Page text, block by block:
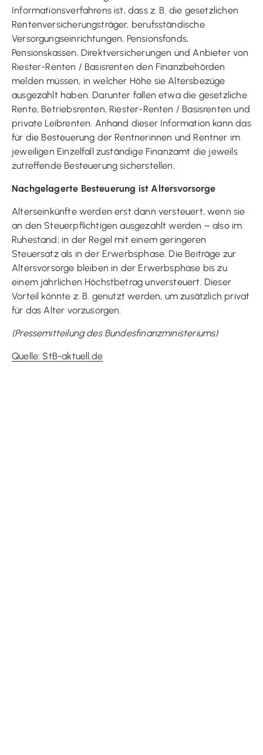
Informationsverfahrens ist, dass z. B. die gesetzlichen
Rentenversicherungsträger, berufsständische
Versorgungseinrichtungen, Pensionsfonds,
Pensionskassen, Direktversicherungen und Anbieter von
Riester-Renten / Basisrenten den Finanzbehörden
melden müssen, in welcher Höhe sie Altersbezüge
ausgezahlt haben. Darunter fallen etwa die gesetzliche
Rente, Betriebsrenten, Riester-Renten / Basisrenten und
private Leibrenten. Anhand dieser Information kann das
für die Besteuerung der Rentnerinnen und Rentner im
jeweiligen Einzelfall zuständige Finanzamt die jeweils
zutreffende Besteuerung sicherstellen.
Nachgelagerte Besteuerung ist Altersvorsorge
Alterseinkünfte werden erst dann versteuert, wenn sie
an den Steuerpflichtigen ausgezahlt werden – also im
Ruhestand; in der Regel mit einem geringeren
Steuersatz als in der Erwerbsphase. Die Beiträge zur
Altersvorsorge bleiben in der Erwerbsphase bis zu
einem jährlichen Höchstbetrag unversteuert. Dieser
Vorteil könnte z. B. genutzt werden, um zusätzlich privat
für das Alter vorzusorgen.
(Pressemitteilung des Bundesfinanzministeriums)
Quelle: StB-aktuell.de